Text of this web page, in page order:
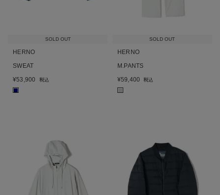
SOLD OUT
HERNO
SWEAT
¥53,900 税込
■
SOLD OUT
HERNO
M.PANTS
¥59,400 税込